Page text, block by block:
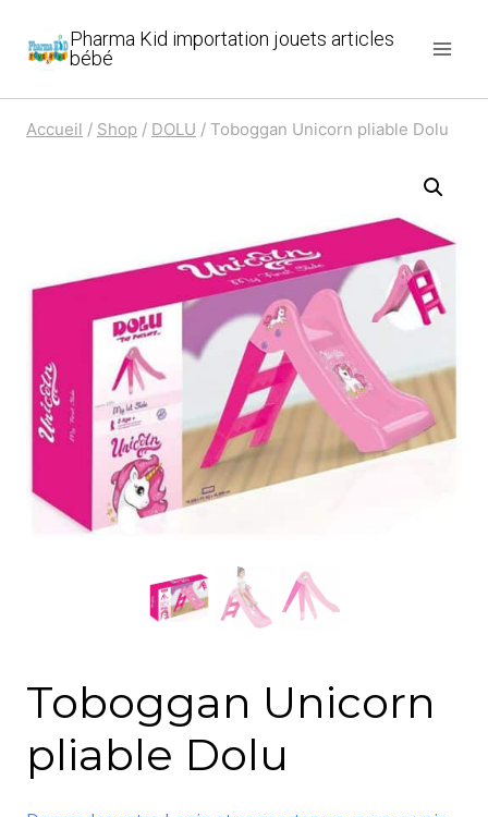
Pharma Kid importation jouets articles
bébé
Accueil / Shop / DOLU / Toboggan Unicorn pliable Dolu
Toboggan Unicorn
pliable Dolu